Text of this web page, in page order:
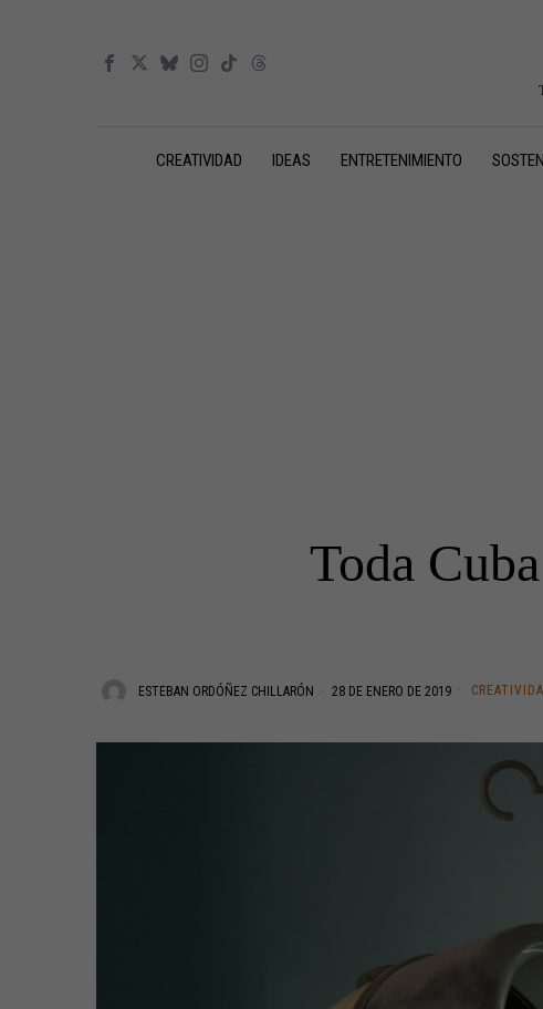
CREATIVIDAD IDEAS ENTRETENIMIENTO
Toda
ESTEBAN ORDÓÑEZ CHILLARÓN 28 DE ENERO DE 2019